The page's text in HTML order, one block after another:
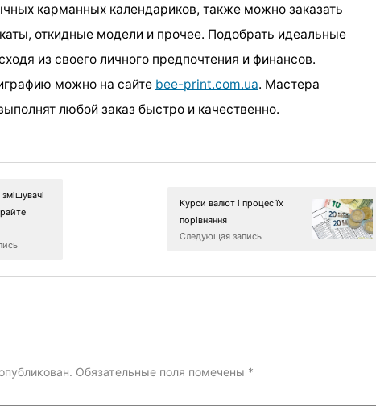
карманных календариков, также можно заказать
откидные модели и прочее. Подобрать идеальные
из своего личного предпочтения и финансов.
можно на сайте bee-print.com.ua. Мастера
любой заказ быстро и качественно.
Курси валют і процес їх
порівняння
Следующая запись
Обязательные поля помечены *